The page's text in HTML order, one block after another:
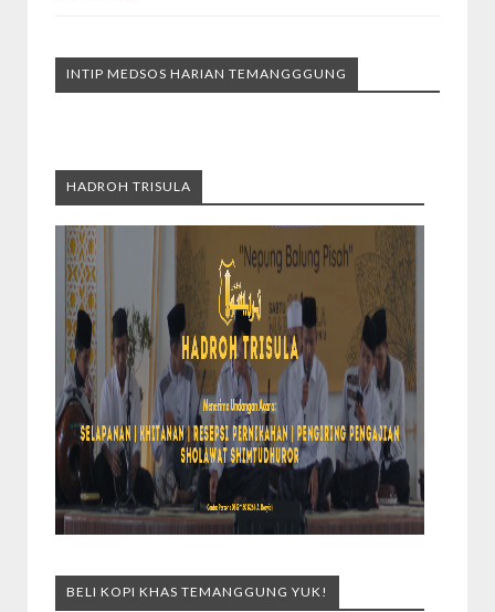
INTIP MEDSOS HARIAN TEMANGGGUNG
HADROH TRISULA
BELI KOPI KHAS TEMANGGUNG YUK!